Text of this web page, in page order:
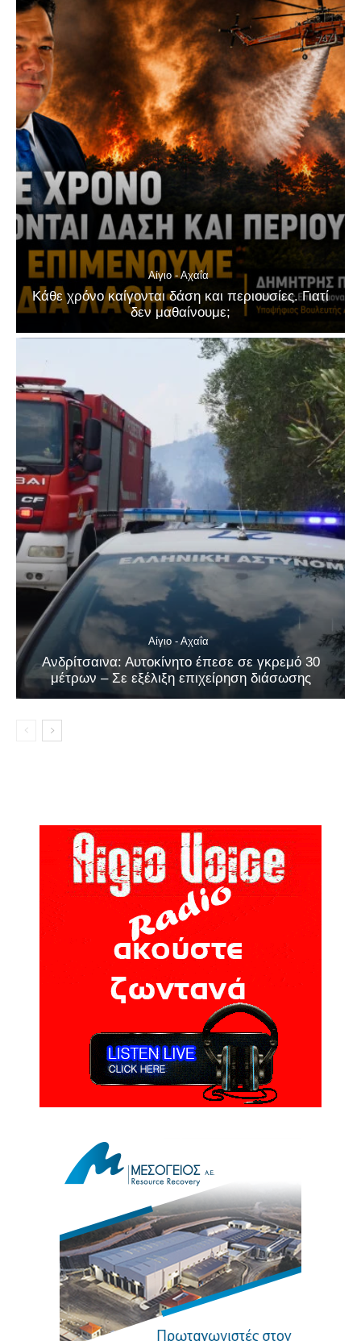
Αίγιο - Αχαΐα
Κάθε χρόνο καίγονται δάση και περιουσίες. Γιατί
δεν μαθαίνουμε;
Αίγιο - Αχαΐα
Ανδρίτσαινα: Αυτοκίνητο έπεσε σε γκρεμό 30
μέτρων – Σε εξέλιξη επιχείρηση διάσωσης